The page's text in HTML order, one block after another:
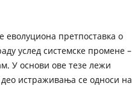
еволуциона претпоставка о
услед системске промене –
У основи ове тезе лежи
истраживања се односи на